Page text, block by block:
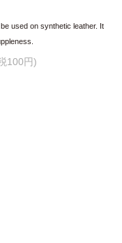
used on synthetic leather. It
100円)